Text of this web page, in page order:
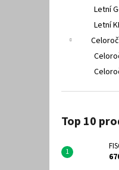
Letní
Letní
Top 10